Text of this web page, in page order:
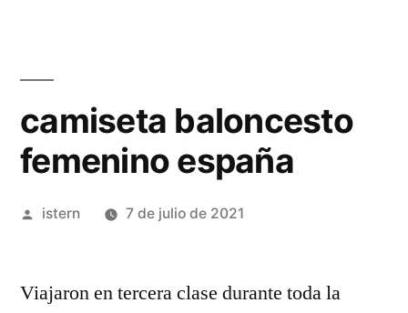
camiseta baloncesto
femenino españa
Publicado
istern 7 de julio de 2021
Viajaron en tercera clase durante toda la